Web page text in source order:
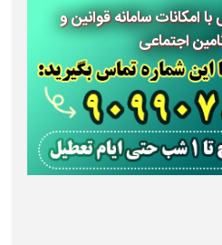
امکانات سامانه قوانین و
اجتماعی